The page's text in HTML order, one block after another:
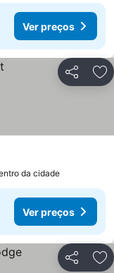
Ver preços
Partilhar
da cidade
Ver preços
Partilhar